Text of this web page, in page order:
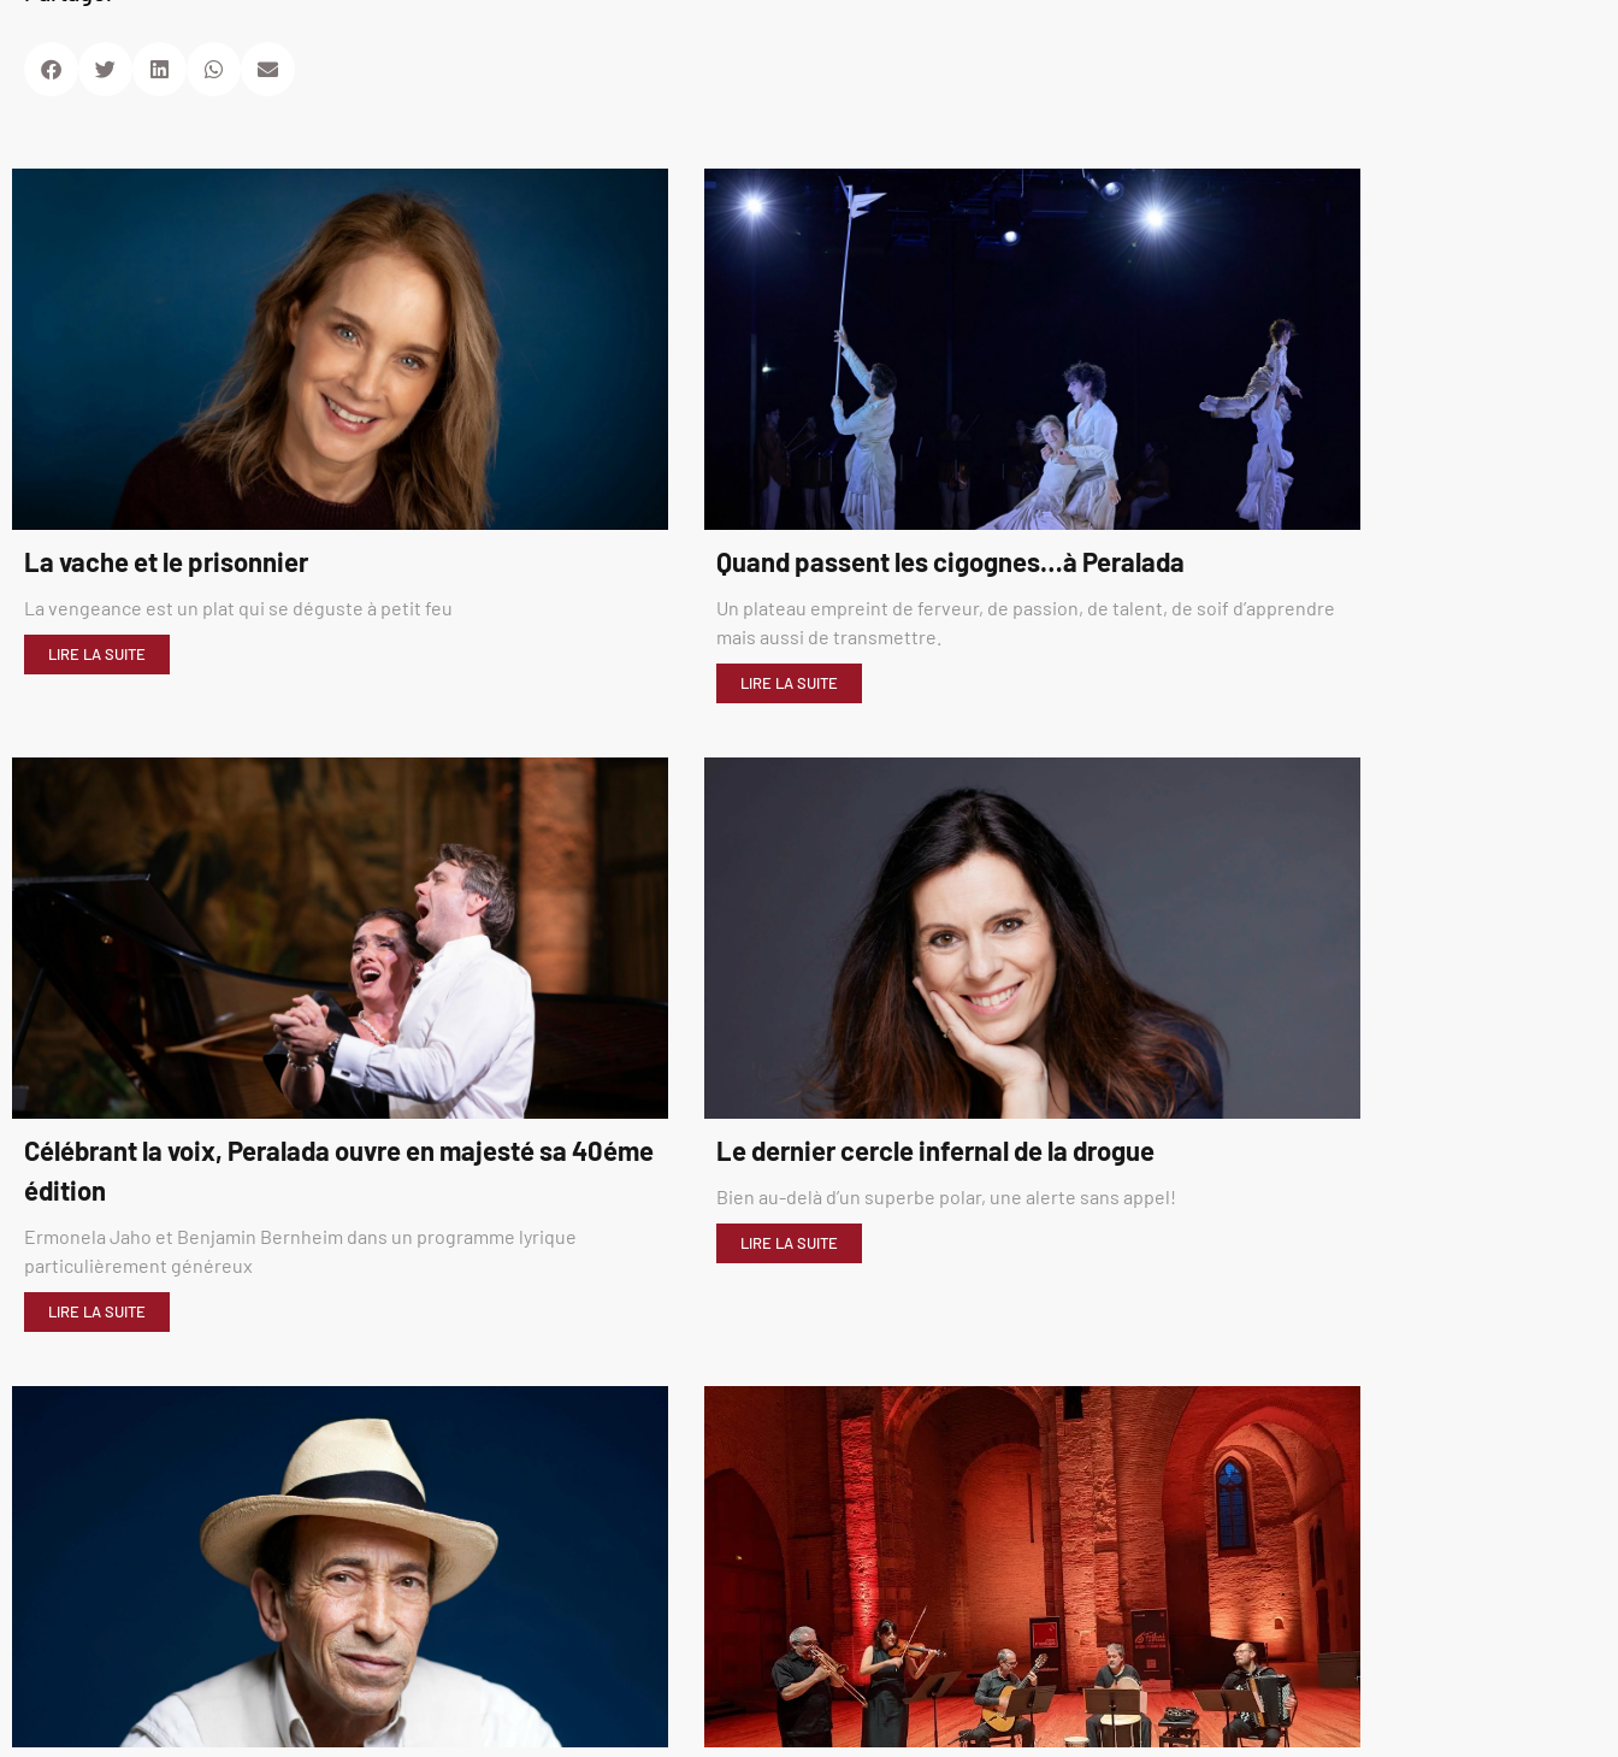
La vache et le prisonnier
La vengeance est un plat qui se déguste à petit feu
LIRE LA SUITE
Quand passent les cigognes…à Peralada
Un plateau empreint de ferveur, de passion, de talent, de soif d’apprendre
mais aussi de transmettre.
LIRE LA SUITE
Célébrant la voix, Peralada ouvre en majesté sa 40éme
édition
Ermonela Jaho et Benjamin Bernheim dans un programme lyrique
particulièrement généreux
LIRE LA SUITE
Le dernier cercle infernal de la drogue
Bien au-delà d’un superbe polar, une alerte sans appel!
LIRE LA SUITE